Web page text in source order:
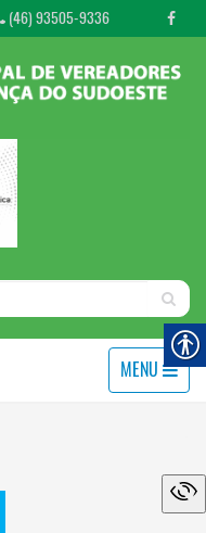
(46) 93505-9336
MENU